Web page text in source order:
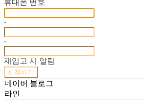
휴대폰 번호
-
-
재입고 시 알림
신청하기
네이버 블로그
라인